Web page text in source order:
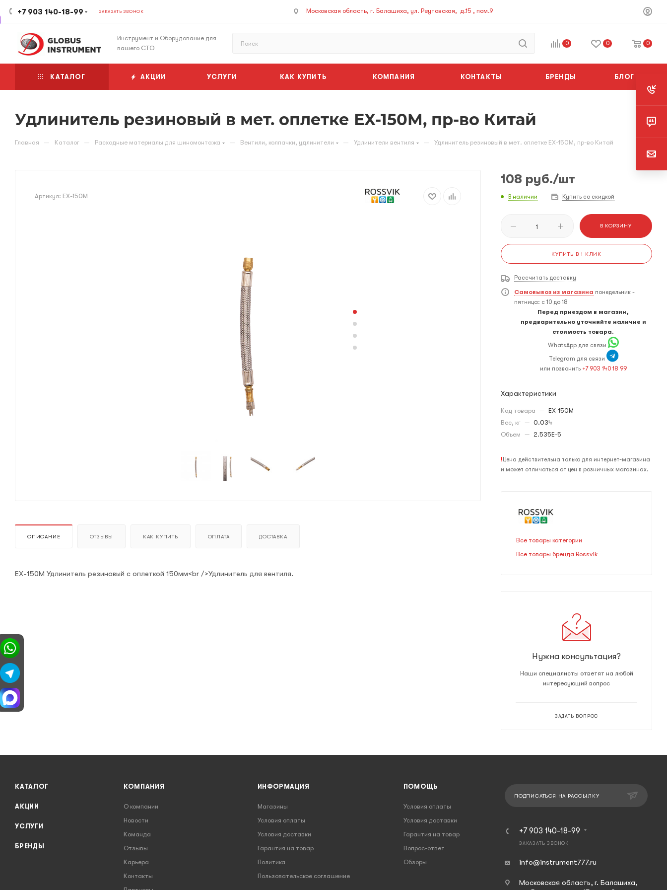
+7 903 140-18-99 ЗАКАЗАТЬ ЗВОНОК Московская область, г. Балашиха, ул. Реутовская, д.15 , пом.9
Инструмент и Оборудование для
вашего СТО
0 0 0
КАТАЛОГ АКЦИИ УСЛУГИ КАК КУПИТЬ КОМПАНИЯ КОНТАКТЫ БРЕНДЫ БЛОГ
Удлинитель резиновый в мет. оплетке EX-150M, пр-во Китай
Главная — Каталог — Расходные материалы для шиномонтажа — Вентили, колпачки, удлинители — Удлинители вентиля — Удлинитель резиновый в мет. оплетке EX-150M, пр-во Китай
Артикул: EX-150M
ОПИСАНИЕ ОТЗЫВЫ КАК КУПИТЬ ОПЛАТА ДОСТАВКА
EX-150М Удлинитель резиновый с оплеткой 150мм<br />Удлинитель для вентиля.
108 руб./шт
В наличии Купить со скидкой
В КОРЗИНУ
КУПИТЬ В 1 КЛИК
Рассчитать доставку
Самовывоз из магазина понедельник -
пятница: с 10 до 18
Перед приездом в магазин,
предварительно уточняйте наличие и
стоимость товара.
WhatsApp для связи
Telegram для связи
или позвонить +7 903 140 18 99
Характеристики
Код товара — EX-150M
Вес, кг — 0.034
Объем — 2.535E-5
! Цена действительна только для интернет-магазина
и может отличаться от цен в розничных магазинах.
Все товары категории
Все товары бренда Rossvik
Нужна консультация?
Наши специалисты ответят на любой
интересующий вопрос
ЗАДАТЬ ВОПРОС
КАТАЛОГ
АКЦИИ
УСЛУГИ
БРЕНДЫ
КОМПАНИЯ
О компании
Новости
Команда
Отзывы
Карьера
Контакты
ИНФОРМАЦИЯ
Магазины
Условия оплаты
Условия доставки
Гарантия на товар
Политика
Пользовательское соглашение
ПОМОЩЬ
Условия оплаты
Условия доставки
Гарантия на товар
Вопрос-ответ
Обзоры
ПОДПИСАТЬСЯ НА РАССЫЛКУ
+7 903 140-18-99
ЗАКАЗАТЬ ЗВОНОК
info@instrument777.ru
Московская область, г. Балашиха,